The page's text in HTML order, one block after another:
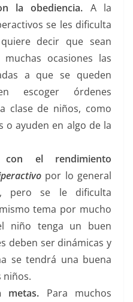
la obediencia. A la
se les dificulta
decir que sean
ocasiones las
a que se queden
escoger órdenes
clase de niños, como
o ayuden en algo de la
con el rendimiento
por lo general
pero se le dificulta
tema por mucho
niño tenga un buen
deben ser dinámicas y
se tendrá una buena
niños.
metas. Para muchos